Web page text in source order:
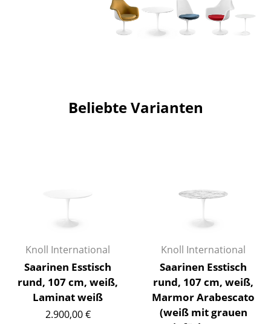
Kinderzimmer
Arbeitszimmer
Diele
Badezimmer
Stauraum
Balkon & Garten
Beliebte Varianten
Knoll International
Saarinen Esstisch
rund, 107 cm, weiß,
Laminat weiß
2.900,00 €
Knoll International
Saarinen Esstisch
rund, 107 cm, weiß,
Marmor Arabescato
(weiß mit grauen